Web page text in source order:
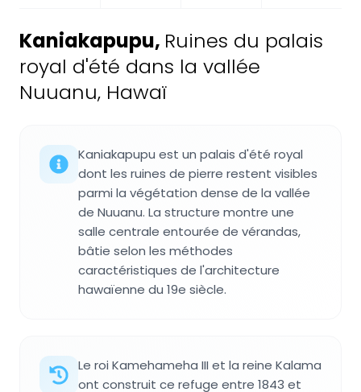
Kaniakapupu, Ruines du palais
royal d'été dans la vallée
Nuuanu, Hawaï
Kaniakapupu est un palais d'été royal
dont les ruines de pierre restent visibles
parmi la végétation dense de la vallée
de Nuuanu. La structure montre une
salle centrale entourée de vérandas,
bâtie selon les méthodes
caractéristiques de l'architecture
hawaïenne du 19e siècle.
Le roi Kamehameha III et la reine Kalama
ont construit ce refuge entre 1843 et